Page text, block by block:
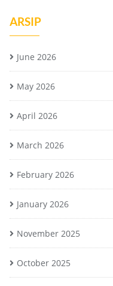
ARSIP
June 2026
May 2026
April 2026
March 2026
February 2026
January 2026
November 2025
October 2025